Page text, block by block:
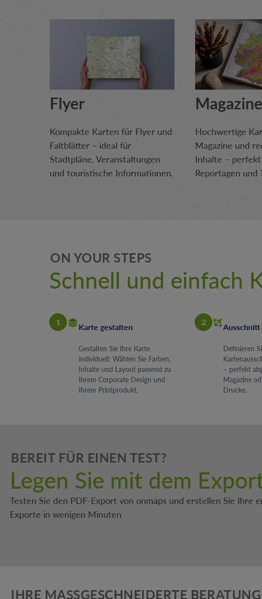
Flyer
Kompakte Karten für Flyer und
Faltblätter – ideal für
Stadtpläne, Veranstaltungen
und touristische Informationen.
Magazine
Hochwertige
Magazine und
Inhalte –
Reportagen und
ON YOUR STEPS
Schnell und einfach
1 Karte gestalten
Gestalten Sie Ihre Karte
individuell: Wählen Sie Farben,
Inhalte und Layout passend zu
Ihrem Corporate Design und
Ihrem Printprodukt.
2 Ausschnitt
Definieren
– perfekt
Magazine
Drucke.
BEREIT FÜR EINEN TEST?
Legen Sie mit dem
Testen Sie den PDF-Export von onmaps und erstellen Sie Ihre
Exporte in wenigen Minuten
IHRE MASSGESCHNEIDERTE